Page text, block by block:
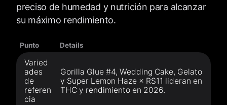
preciso de humedad y nutrición para alcanzar
su máximo rendimiento.
Punto Details
Varied
ades
de
referen
cia
Gorilla Glue #4, Wedding Cake, Gelato
y Super Lemon Haze × RS11 lideran en
THC y rendimiento en 2026.